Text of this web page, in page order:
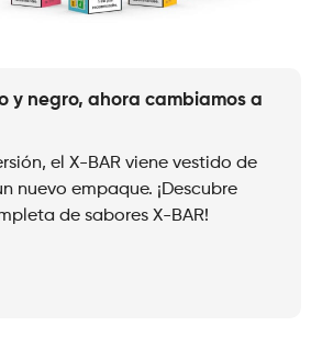
y negro, ahora cambiamos a
el X-BAR viene vestido de
nuevo empaque. ¡Descubre
de sabores X-BAR!